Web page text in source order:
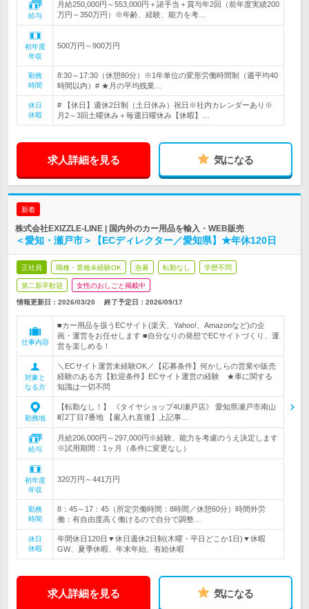
給与
月給250,000円～553,000円＋諸手当＋賞与年2回（前年度実績200
万円～350万円）※年齢、経験、能力を考…
初年度
年収
500万円～900万円
勤務
時間
8:30～17:30（休憩80分）※1年単位の変形労働時間制（週平均40
時間以内）# ★月の平均残業…
休日
休暇
# 【休日】週休2日制（土日休み）祝日※社内カレンダーあり※
月2～3回土曜休み＋毎週日曜休み【休暇】…
求人詳細を見る 気になる
新着
株式会社EXIZZLE-LINE | 国内外のカー用品を輸入・WEB販売
＜愛知・瀬戸市＞【ECディレクター／愛知県】★年休120日
正社員 職種・業種未経験OK 急募 転勤なし 学歴不問
第二新卒歓迎 女性のおしごと掲載中
情報更新日：2026/03/20 終了予定日： 2026/09/17
仕事内容
■カー用品を扱うECサイト(楽天、Yahoo!、Amazonなど)の企
画・運営をお任せします ■自分なりの発想でECサイトづくり、運
営を楽しめる！
対象と
なる方
＼ECサイト運営未経験OK／【応募条件】何かしらの営業や販売
経験のある方【歓迎条件】ECサイト運営の経験 ★車に関する
知識は一切不問
勤務地
【転勤なし！】 《タイヤショップ4U瀬戸店》 愛知県瀬戸市南山
町2丁目7番地 【雇入れ直後】上記事…
給与
月給206,000円～297,000円※経験、能力を考慮のうえ決定します
※試用期間：1ヶ月（条件に変更なし）
初年度
年収
320万円～441万円
勤務
時間
8：45～17：45（所定労働時間：8時間／休憩60分）時間外労
働：有自由度高く働けるので自分で調整…
休日
休暇
年間休日120日▼休日週休2日制(木曜・平日どこか1日)▼休暇
GW、夏季休暇、年末年始、有給休暇
求人詳細を見る 気になる